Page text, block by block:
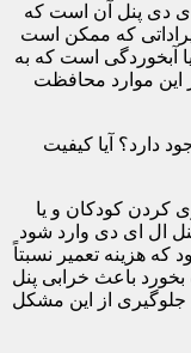
دی پنل آن است که
که ممکن است
آبخوردگی است که به
این موارد محافظت
دارد؟ آیا کیفیت
کردن کودکان و یا
ال ای دی وارد شود
هزینه تعمیر نسبتاً
بخورد باعث خرابی پنل
جلوگیری از این مشکل